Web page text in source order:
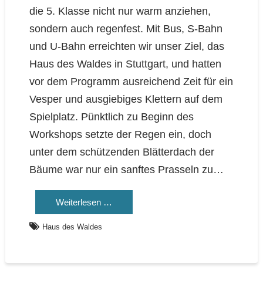
die 5. Klasse nicht nur warm anziehen,
sondern auch regenfest. Mit Bus, S-Bahn
und U-Bahn erreichten wir unser Ziel, das
Haus des Waldes in Stuttgart, und hatten
vor dem Programm ausreichend Zeit für ein
Vesper und ausgiebiges Klettern auf dem
Spielplatz. Pünktlich zu Beginn des
Workshops setzte der Regen ein, doch
unter dem schützenden Blätterdach der
Bäume war nur ein sanftes Prasseln zu…
Weiterlesen …
Haus des Waldes